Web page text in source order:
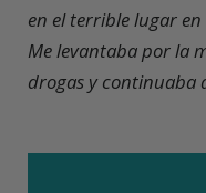
en el terrible lugar
Me levantaba por la
drogas y continuaba